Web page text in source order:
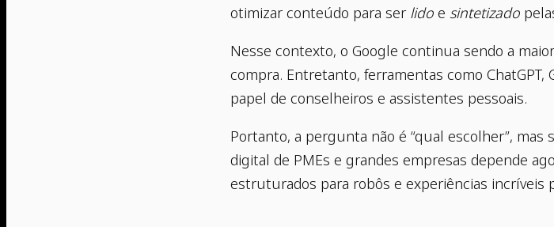
otimizar conteúdo para ser lido e sintetizado
Nesse contexto, o Google continua sendo a
compra. Entretanto, ferramentas como
papel de conselheiros e assistentes pessoais.
Portanto, a pergunta não é “qual escolher”, mas
digital de PMEs e grandes empresas depende
estruturados para robôs e experiências incríveis